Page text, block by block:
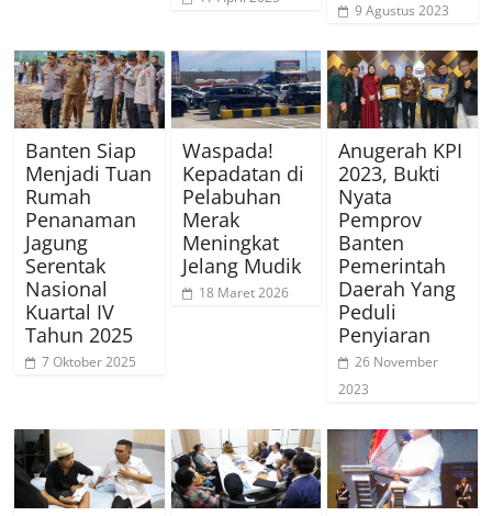
9 Agustus 2023
Banten Siap
Menjadi Tuan
Rumah
Penanaman
Jagung
Serentak
Nasional
Kuartal IV
Tahun 2025
7 Oktober 2025
Waspada!
Kepadatan di
Pelabuhan
Merak
Meningkat
Jelang Mudik
18 Maret 2026
Anugerah KPI
2023, Bukti
Nyata
Pemprov
Banten
Pemerintah
Daerah Yang
Peduli
Penyiaran
26 November
2023